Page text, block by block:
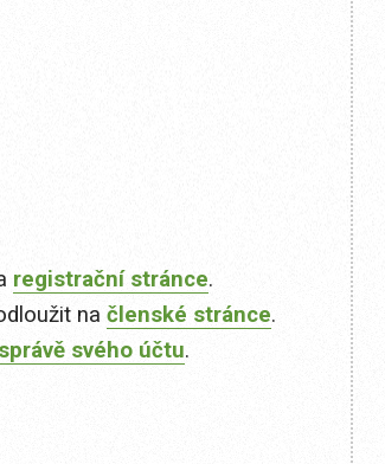
registrační stránce.
na členské stránce.
správě svého účtu.